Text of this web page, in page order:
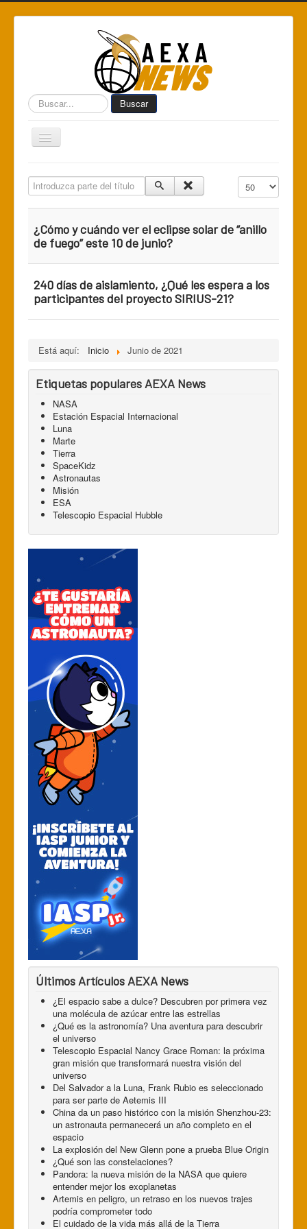
Buscar... Buscar
Toggle
Navigation
Centro de Informática AEXA
AEXA México
AEXA USA
Space Kidz
Introduzca parte del título Cantidad a
¿Cómo y cuándo ver el eclipse solar de “anillo
de fuego” este 10 de junio?
240 días de aislamiento, ¿Qué les espera a los
participantes del proyecto SIRIUS-21?
Está aquí: Inicio Junio de 2021
Etiquetas populares AEXA News
NASA
Estación Espacial Internacional
Luna
Marte
Tierra
SpaceKidz
Astronautas
Misión
ESA
Telescopio Espacial Hubble
Últimos Artículos AEXA News
¿El espacio sabe a dulce? Descubren por primera vez
una molécula de azúcar entre las estrellas
¿Qué es la astronomía? Una aventura para descubrir
el universo
Telescopio Espacial Nancy Grace Roman: la próxima
gran misión que transformará nuestra visión del
universo
Del Salvador a la Luna, Frank Rubio es seleccionado
para ser parte de Aetemis III
China da un paso histórico con la misión Shenzhou-23:
un astronauta permanecerá un año completo en el
espacio
La explosión del New Glenn pone a prueba Blue Origin
¿Qué son las constelaciones?
Pandora: la nueva misión de la NASA que quiere
entender mejor los exoplanetas
Artemis en peligro, un retraso en los nuevos trajes
podría comprometer todo
El cuidado de la vida más allá de la Tierra